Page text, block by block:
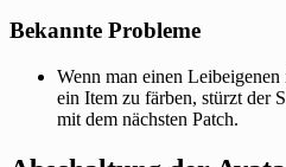
Bekannte Probleme
Wenn man einen
ein Item zu färben, stürzt der
mit dem nächsten Patch.